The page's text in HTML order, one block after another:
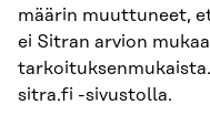
määrin muuttuneet,
ei Sitran arvion
sitra.fi -sivustolla.